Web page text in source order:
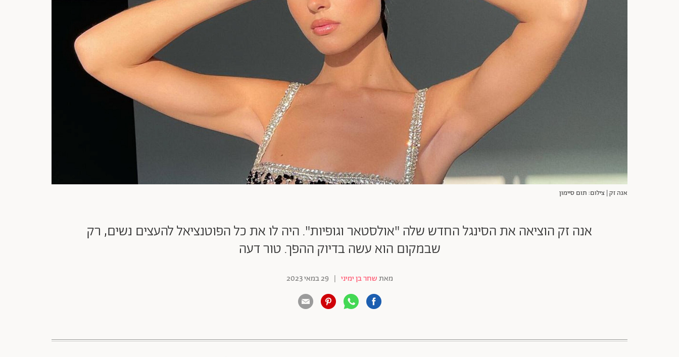
אנה זק | צילום: תום סיימון
אנה זק הוציאה את הסינגל החדש שלה "אולסטאר וגופיות". היה לו את כל הפוטנציאל להעצים נשים, רק
שבמקום הוא עשה בדיוק ההפך. טור דעה
מאתשחר בן ימיני | 29 במאי 2023